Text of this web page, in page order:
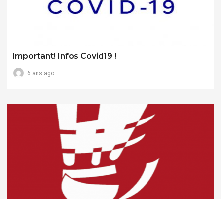
Important! Infos Covid19 !
6 ans ago